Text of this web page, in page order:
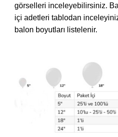
görselleri inceleyebilirsiniz.
içi adetleri tablodan
balon boyutları listelenir.